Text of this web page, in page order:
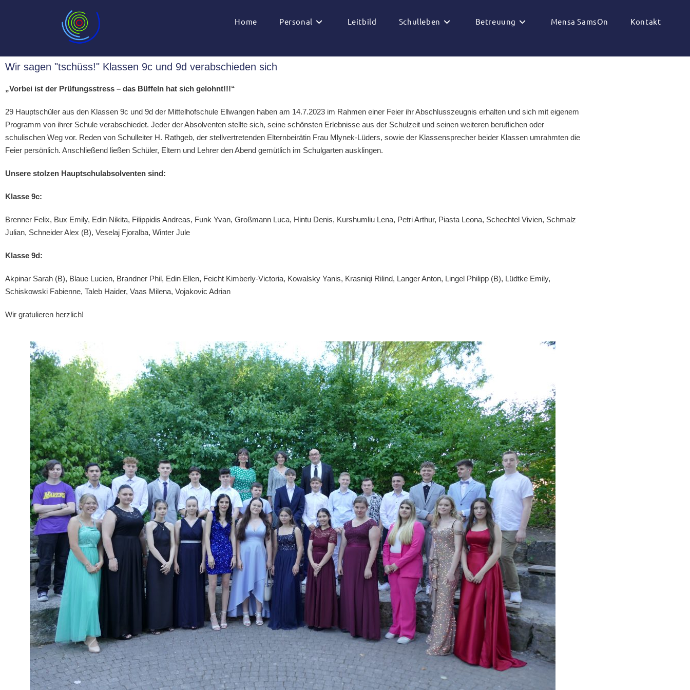
Home Personal Leitbild Schulleben Betreuung Mensa SamsOn Kontakt
Wir sagen "tschüss!" Klassen 9c und 9d verabschieden sich
„Vorbei ist der Prüfungsstress – das Büffeln hat sich gelohnt!!!“
29 Hauptschüler aus den Klassen 9c und 9d der Mittelhofschule Ellwangen haben am 14.7.2023 im Rahmen einer Feier ihr Abschlusszeugnis erhalten und sich mit eigenem
Programm von ihrer Schule verabschiedet. Jeder der Absolventen stellte sich, seine schönsten Erlebnisse aus der Schulzeit und seinen weiteren beruflichen oder
schulischen Weg vor. Reden von Schulleiter H. Rathgeb, der stellvertretenden Elternbeirätin Frau Mlynek-Lüders, sowie der Klassensprecher beider Klassen umrahmten die
Feier persönlich. Anschließend ließen Schüler, Eltern und Lehrer den Abend gemütlich im Schulgarten ausklingen.
Unsere stolzen Hauptschulabsolventen sind:
Klasse 9c:
Brenner Felix, Bux Emily, Edin Nikita, Filippidis Andreas, Funk Yvan, Großmann Luca, Hintu Denis, Kurshumliu Lena, Petri Arthur, Piasta Leona, Schechtel Vivien, Schmalz
Julian, Schneider Alex (B), Veselaj Fjoralba, Winter Jule
Klasse 9d:
Akpinar Sarah (B), Blaue Lucien, Brandner Phil, Edin Ellen, Feicht Kimberly-Victoria, Kowalsky Yanis, Krasniqi Rilind, Langer Anton, Lingel Philipp (B), Lüdtke Emily,
Schiskowski Fabienne, Taleb Haider, Vaas Milena, Vojakovic Adrian
Wir gratulieren herzlich!